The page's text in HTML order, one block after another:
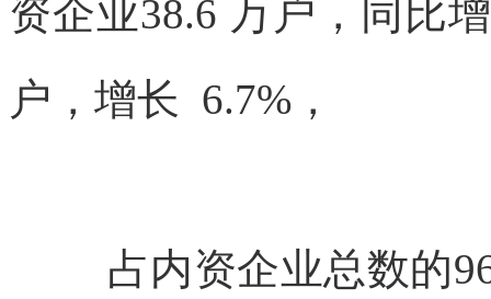
资企业38.6 万户，同比
户，增长 6.7%，
占内资企业总数的